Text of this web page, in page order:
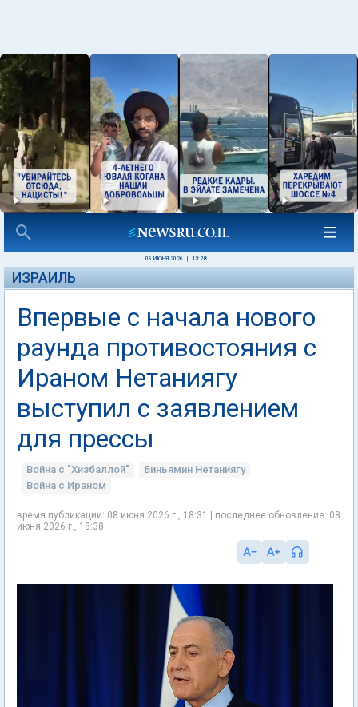
08 ИЮНЯ 2026 13:28
ИЗРАИЛЬ
Впервые с начала нового
раунда противостояния с
Ираном Нетаниягу
выступил с заявлением
для прессы
Война с "Хизбаллой"
Биньямин Нетаниягу
Война с Ираном
время публикации: 08 июня 2026 г., 18:31 | последнее обновление: 08
июня 2026 г., 18:38